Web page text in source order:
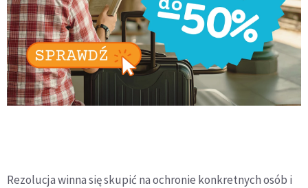
Rezolucja winna się skupić na ochronie konkretnych osób i